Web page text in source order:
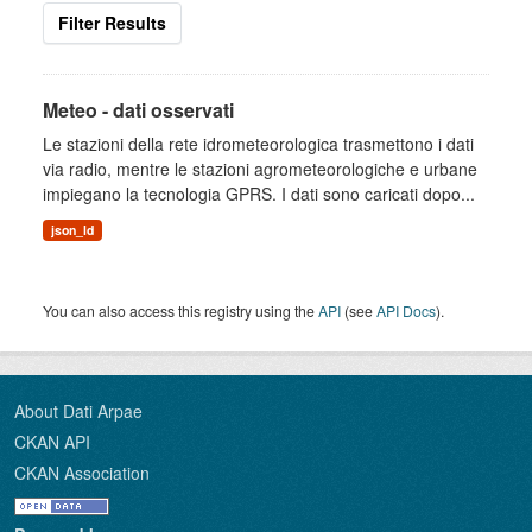
Filter Results
Meteo - dati osservati
Le stazioni della rete idrometeorologica trasmettono i dati
via radio, mentre le stazioni agrometeorologiche e urbane
impiegano la tecnologia GPRS. I dati sono caricati dopo...
json_ld
You can also access this registry using theAPI (seeAPI Docs).
About Dati Arpae
CKAN API
CKAN Association